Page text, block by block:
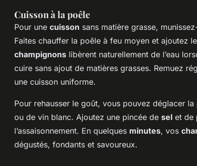
Cuisson à la poêle
Pour une cuisson sans matière grasse,
Faites chauffer la poêle à feu moyen et ajoutez
champignons libèrent naturellement de l’eau
cuire sans ajout de matières grasses. Remuez
une cuisson uniforme.
Pour rehausser le goût, vous pouvez déglacer
ou de vin blanc. Ajoutez une pincée de sel et de
l’assaisonnement. En quelques minutes, vos
dégustés, fondants et savoureux.